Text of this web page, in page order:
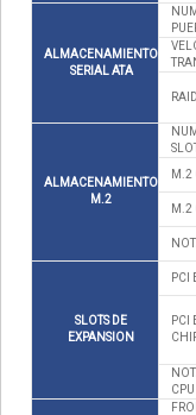
ALMACENAMIENTO
SERIAL ATA
ALMACENAMIENTO
M.2
M.2
M.2
SLOTS DE
EXPANSION
PCI
PCI
CPU